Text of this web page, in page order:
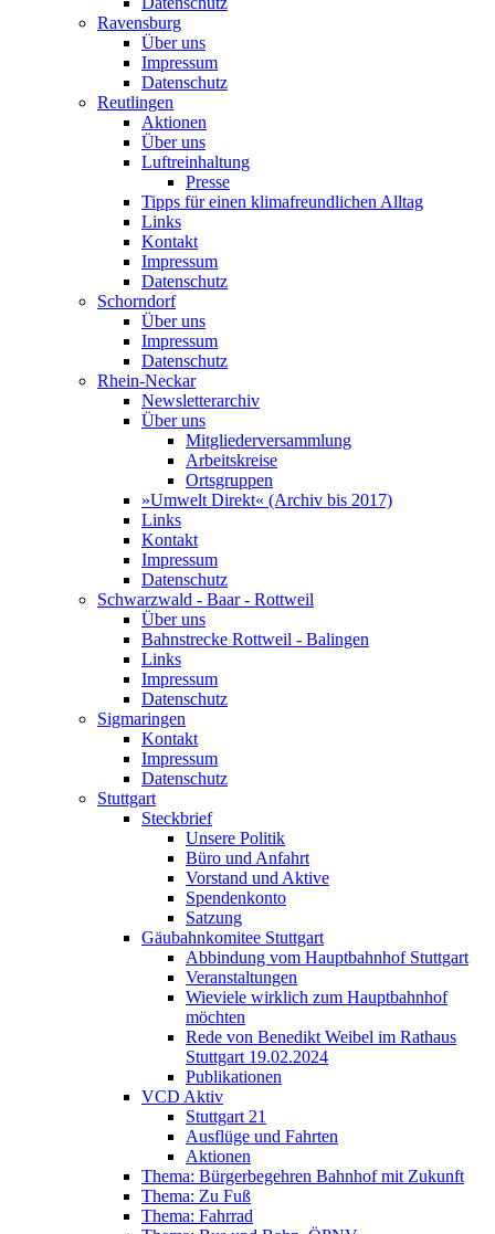
Ravensburg
Über uns
Impressum
Datenschutz
Reutlingen
Aktionen
Über uns
Luftreinhaltung
Presse
Tipps für einen klimafreundlichen Alltag
Links
Kontakt
Impressum
Datenschutz
Schorndorf
Über uns
Impressum
Datenschutz
Rhein-Neckar
Newsletterarchiv
Über uns
Mitgliederversammlung
Arbeitskreise
Ortsgruppen
»Umwelt Direkt« (Archiv bis 2017)
Links
Kontakt
Impressum
Datenschutz
Schwarzwald - Baar - Rottweil
Über uns
Bahnstrecke Rottweil - Balingen
Links
Impressum
Datenschutz
Sigmaringen
Kontakt
Impressum
Datenschutz
Stuttgart
Steckbrief
Unsere Politik
Büro und Anfahrt
Vorstand und Aktive
Spendenkonto
Satzung
Gäubahnkomitee Stuttgart
Abbindung vom Hauptbahnhof Stuttgart
Veranstaltungen
Wieviele wirklich zum Hauptbahnhof
möchten
Rede von Benedikt Weibel im Rathaus
Stuttgart 19.02.2024
Publikationen
VCD Aktiv
Stuttgart 21
Ausflüge und Fahrten
Aktionen
Thema: Bürgerbegehren Bahnhof mit Zukunft
Thema: Zu Fuß
Thema: Fahrrad